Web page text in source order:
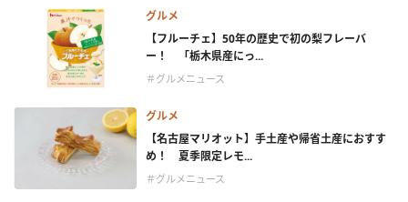
グルメ
【フルーチェ】50年の歴史で初の梨フレーバ
ー！ 「栃木県産にっ...
＃グルメニュース
グルメ
【名古屋マリオット】手土産や帰省土産におすす
め！ 夏季限定レモ...
＃グルメニュース